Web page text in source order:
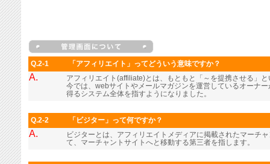
Q.2-1 「アフィリエイト」ってどういう意味ですか？
A.
アフィリエイト(affiliate)とは、もともと「～を提携させる」
今では、webサイトやメールマガジンを運営しているオーナ
得るシステム全体を指すようになりました。
Q.2-2 「ビジター」って何ですか？
A.
ビジターとは、アフィリエイトメディアに掲載されたマーチ
て、マーチャントサイトへと移動する第三者を指します。